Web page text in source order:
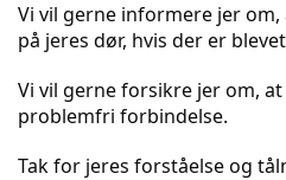
Vi vil gerne informere jer
på jeres dør, hvis der er
Vi vil gerne forsikre jer om,
problemfri forbindelse.
Tak for jeres forståelse og